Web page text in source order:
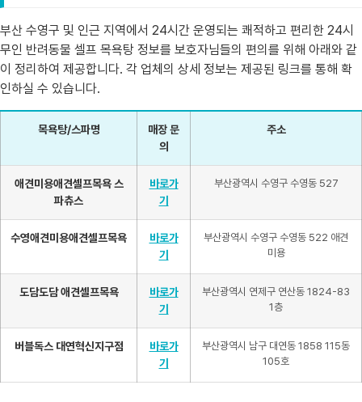
부산 수영구 및 인근 지역에서 24시간 운영되는 쾌적하고 편리한 24시
무인 반려동물 셀프 목욕탕 정보를 보호자님들의 편의를 위해 아래와 같
이 정리하여 제공합니다. 각 업체의 상세 정보는 제공된 링크를 통해 확
인하실 수 있습니다.
목욕탕/스파명
매장 문
의
주소
애견미용애견셀프목욕 스
파츄스
바로가
기
부산광역시 수영구 수영동 527
수영애견미용애견셀프목욕
바로가
기
부산광역시 수영구 수영동 522 애견
미용
도담도담 애견셀프목욕
바로가
기
부산광역시 연제구 연산동 1824-83
1층
버블독스 대연혁신지구점
바로가
기
부산광역시 남구 대연동 1858 115동
105호